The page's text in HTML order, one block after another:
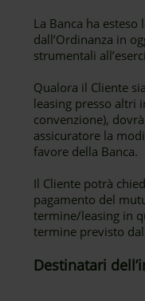
La Banca ha
dall’Ordinanza in
strumentali
Qualora il Cliente
leasing presso altri
convenzione),
assicuratore la
favore della Banca.
Il Cliente potrà
pagamento del
termine/leasing in
termine previsto
Destinatari